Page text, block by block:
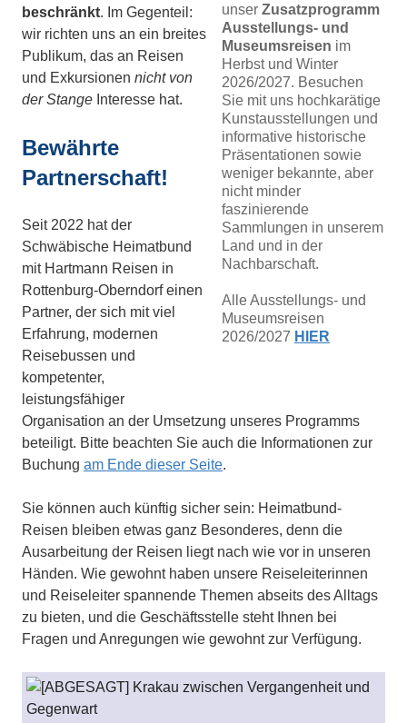
unser Zusatzprogramm
Ausstellungs- und
Museumsreisen im
Herbst und Winter
2026/2027. Besuchen
Sie mit uns hochkarätige
Kunstausstellungen und
informative historische
Präsentationen sowie
weniger bekannte, aber
nicht minder
faszinierende
Sammlungen in unserem
Land und in der
Nachbarschaft.
Alle Ausstellungs- und
Museumsreisen
2026/2027 HIER
beschränkt. Im Gegenteil:
wir richten uns an ein breites
Publikum, das an Reisen
und Exkursionen nicht von
der Stange Interesse hat.
Bewährte
Partnerschaft!
Seit 2022 hat der
Schwäbische Heimatbund
mit Hartmann Reisen in
Rottenburg-Oberndorf einen
Partner, der sich mit viel
Erfahrung, modernen
Reisebussen und
kompetenter,
leistungsfähiger
Organisation an der Umsetzung unseres Programms
beteiligt. Bitte beachten Sie auch die Informationen zur
Buchung am Ende dieser Seite.
Sie können auch künftig sicher sein: Heimatbund-
Reisen bleiben etwas ganz Besonderes, denn die
Ausarbeitung der Reisen liegt nach wie vor in unseren
Händen. Wie gewohnt haben unsere Reiseleiterinnen
und Reiseleiter spannende Themen abseits des Alltags
zu bieten, und die Geschäftsstelle steht Ihnen bei
Fragen und Anregungen wie gewohnt zur Verfügung.